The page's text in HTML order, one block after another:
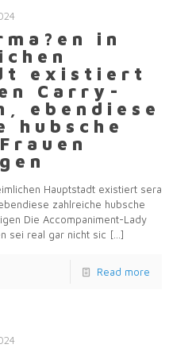
in
existiert
Carry-
ebendiese
hubsche
Hauptstadt existiert sera
zahlreiche hubsche
Die Accompaniment-Lady
sei real gar nicht sic […]
Read more